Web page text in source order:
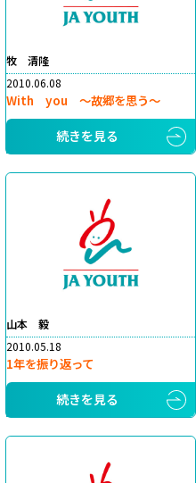
牧 清隆
2010.06.08
With you ～故郷を思う～
続きを見る
山本 毅
2010.05.18
1年を振り返って
続きを見る